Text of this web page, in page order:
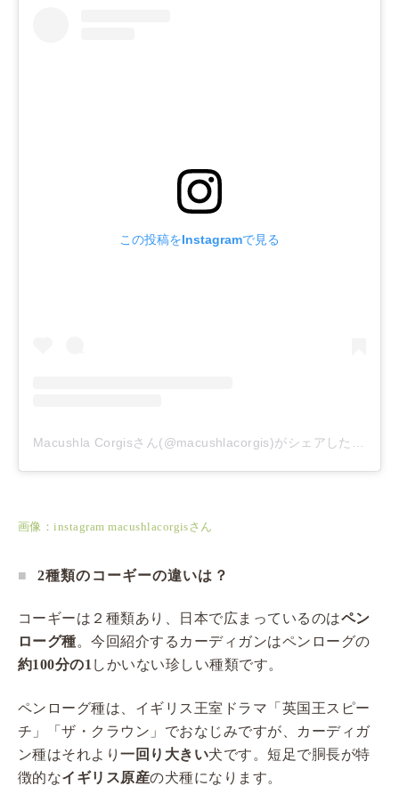
この投稿をInstagramで見る
画像：instagram macushlacorgisさん
2種類のコーギーの違いは？
コーギーは２種類あり、日本で広まっているのはペン
ローグ種。今回紹介するカーディガンはペンローグの
約100分の1 しかいない珍しい種類です。
ペンローグ種は、イギリス王室ドラマ「英国王スピー
チ」「ザ・クラウン」でおなじみですが、カーディガ
ン種はそれより一回り大きい犬です。短足で胴長が特
徴的なイギリス原産の犬種になります。